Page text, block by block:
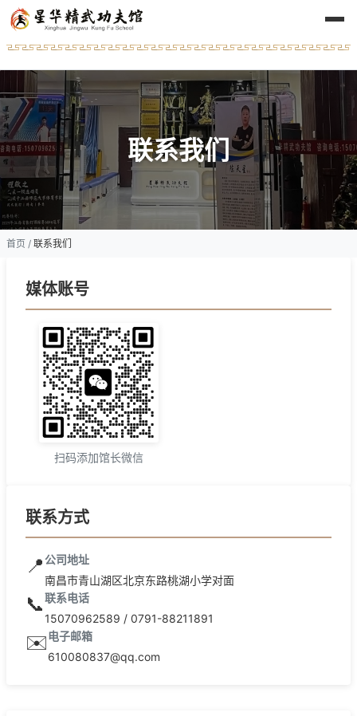
联系我们
首页 / 联系我们
媒体账号
扫码添加馆长微信
联系方式
📍公司地址
南昌市青山湖区北京东路桃湖小学对面
📞联系电话
15070962589 / 0791-88211891
✉️电子邮箱
610080837@qq.com